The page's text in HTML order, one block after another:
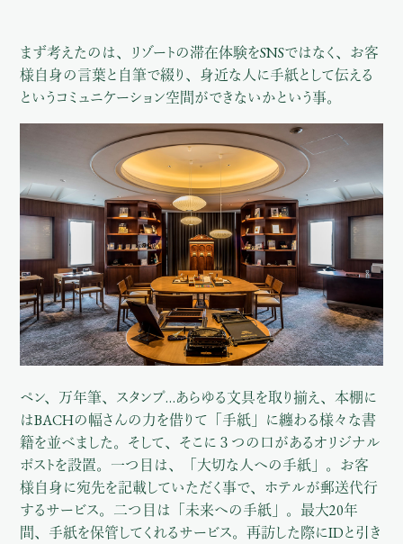
まず考えたのは、リゾートの滞在体験をSNSではなく、お客
様自身の言葉と自筆で綴り、身近な人に手紙として伝える
というコミュニケーション空間ができないかという事。
ペン、万年筆、スタンプ…あらゆる文具を取り揃え、本棚に
はBACHの幅さんの力を借りて「手紙」に纏わる様々な書
籍を並べました。そして、そこに３つの口があるオリジナル
ポストを設置。一つ目は、「大切な人への手紙」。お客
様自身に宛先を記載していただく事で、ホテルが郵送代行
するサービス。二つ目は「未来への手紙」。最大20年
間、手紙を保管してくれるサービス。再訪した際にIDと引き